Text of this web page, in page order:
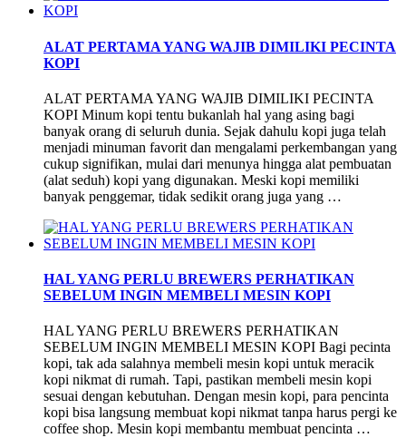
ALAT PERTAMA YANG WAJIB DIMILIKI PECINTA
KOPI
ALAT PERTAMA YANG WAJIB DIMILIKI PECINTA
KOPI Minum kopi tentu bukanlah hal yang asing bagi
banyak orang di seluruh dunia. Sejak dahulu kopi juga telah
menjadi minuman favorit dan mengalami perkembangan yang
cukup signifikan, mulai dari menunya hingga alat pembuatan
(alat seduh) kopi yang digunakan. Meski kopi memiliki
banyak penggemar, tidak sedikit orang juga yang …
HAL YANG PERLU BREWERS PERHATIKAN
SEBELUM INGIN MEMBELI MESIN KOPI
HAL YANG PERLU BREWERS PERHATIKAN
SEBELUM INGIN MEMBELI MESIN KOPI Bagi pecinta
kopi, tak ada salahnya membeli mesin kopi untuk meracik
kopi nikmat di rumah. Tapi, pastikan membeli mesin kopi
sesuai dengan kebutuhan. Dengan mesin kopi, para pencinta
kopi bisa langsung membuat kopi nikmat tanpa harus pergi ke
coffee shop. Mesin kopi membantu membuat pencinta …